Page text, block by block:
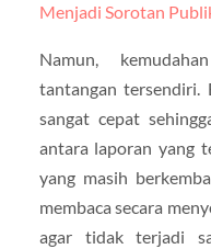
Menjadi Sorotan
Namun,
tantangan tersendiri.
sangat cepat
antara laporan yang
yang masih
membaca secara
agar tidak terjadi